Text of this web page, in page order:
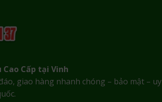
Cao Cấp tại Vinh
giao hàng nhanh chóng – bảo mật – uy